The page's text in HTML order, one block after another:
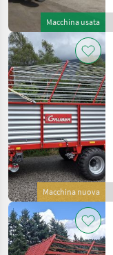
Macchina usata
Macchina nuova